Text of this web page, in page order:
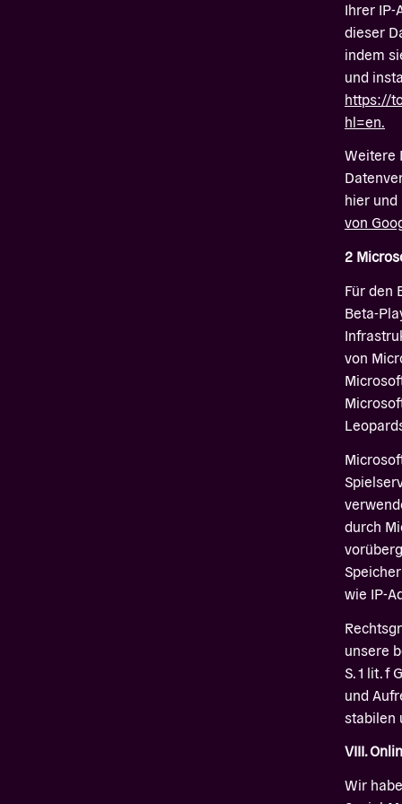
Ihrer IP-
dieser
indem
und
https://
hl=en.
Weitere
hier
von
2
Für den
Beta-
von
durch
wie IP-
unsere
S. 1 lit. f
und
stabilen
VIII.
Wir